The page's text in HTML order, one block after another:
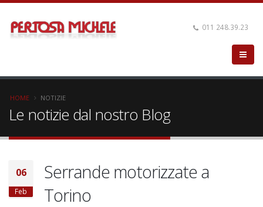
011 248.39.23
HOME NOTIZIE
Le notizie dal nostro Blog
06
Feb
Serrande motorizzate a
Torino